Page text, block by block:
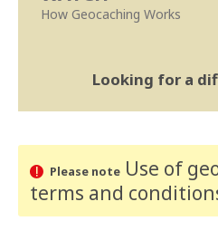
How Geocaching Works
Looking for a
Please noteUse of
terms and